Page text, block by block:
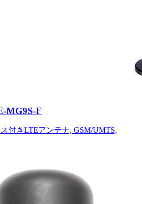
MG9S-F
付きLTEアンテナ, GSM/UMTS,